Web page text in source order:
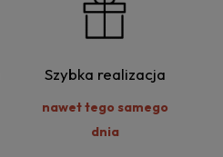
Szybka realizacja
nawet tego samego
dnia